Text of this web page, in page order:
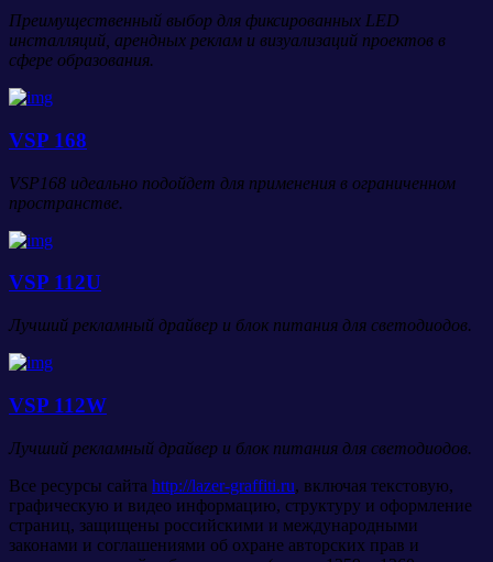
Преимущественный выбор для фиксированных LED
инсталляций, арендных реклам и визуализаций проектов в
сфере образования.
VSP 168
VSP168 идеально подойдет для применения в ограниченном
пространстве.
VSP 112U
Лучший рекламный драйвер и блок питания для светодиодов.
VSP 112W
Лучший рекламный драйвер и блок питания для светодиодов.
Все ресурсы сайта http://lazer-graffiti.ru, включая текстовую,
графическую и видео информацию, структуру и оформление
страниц, защищены российскими и международными
законами и соглашениями об охране авторских прав и